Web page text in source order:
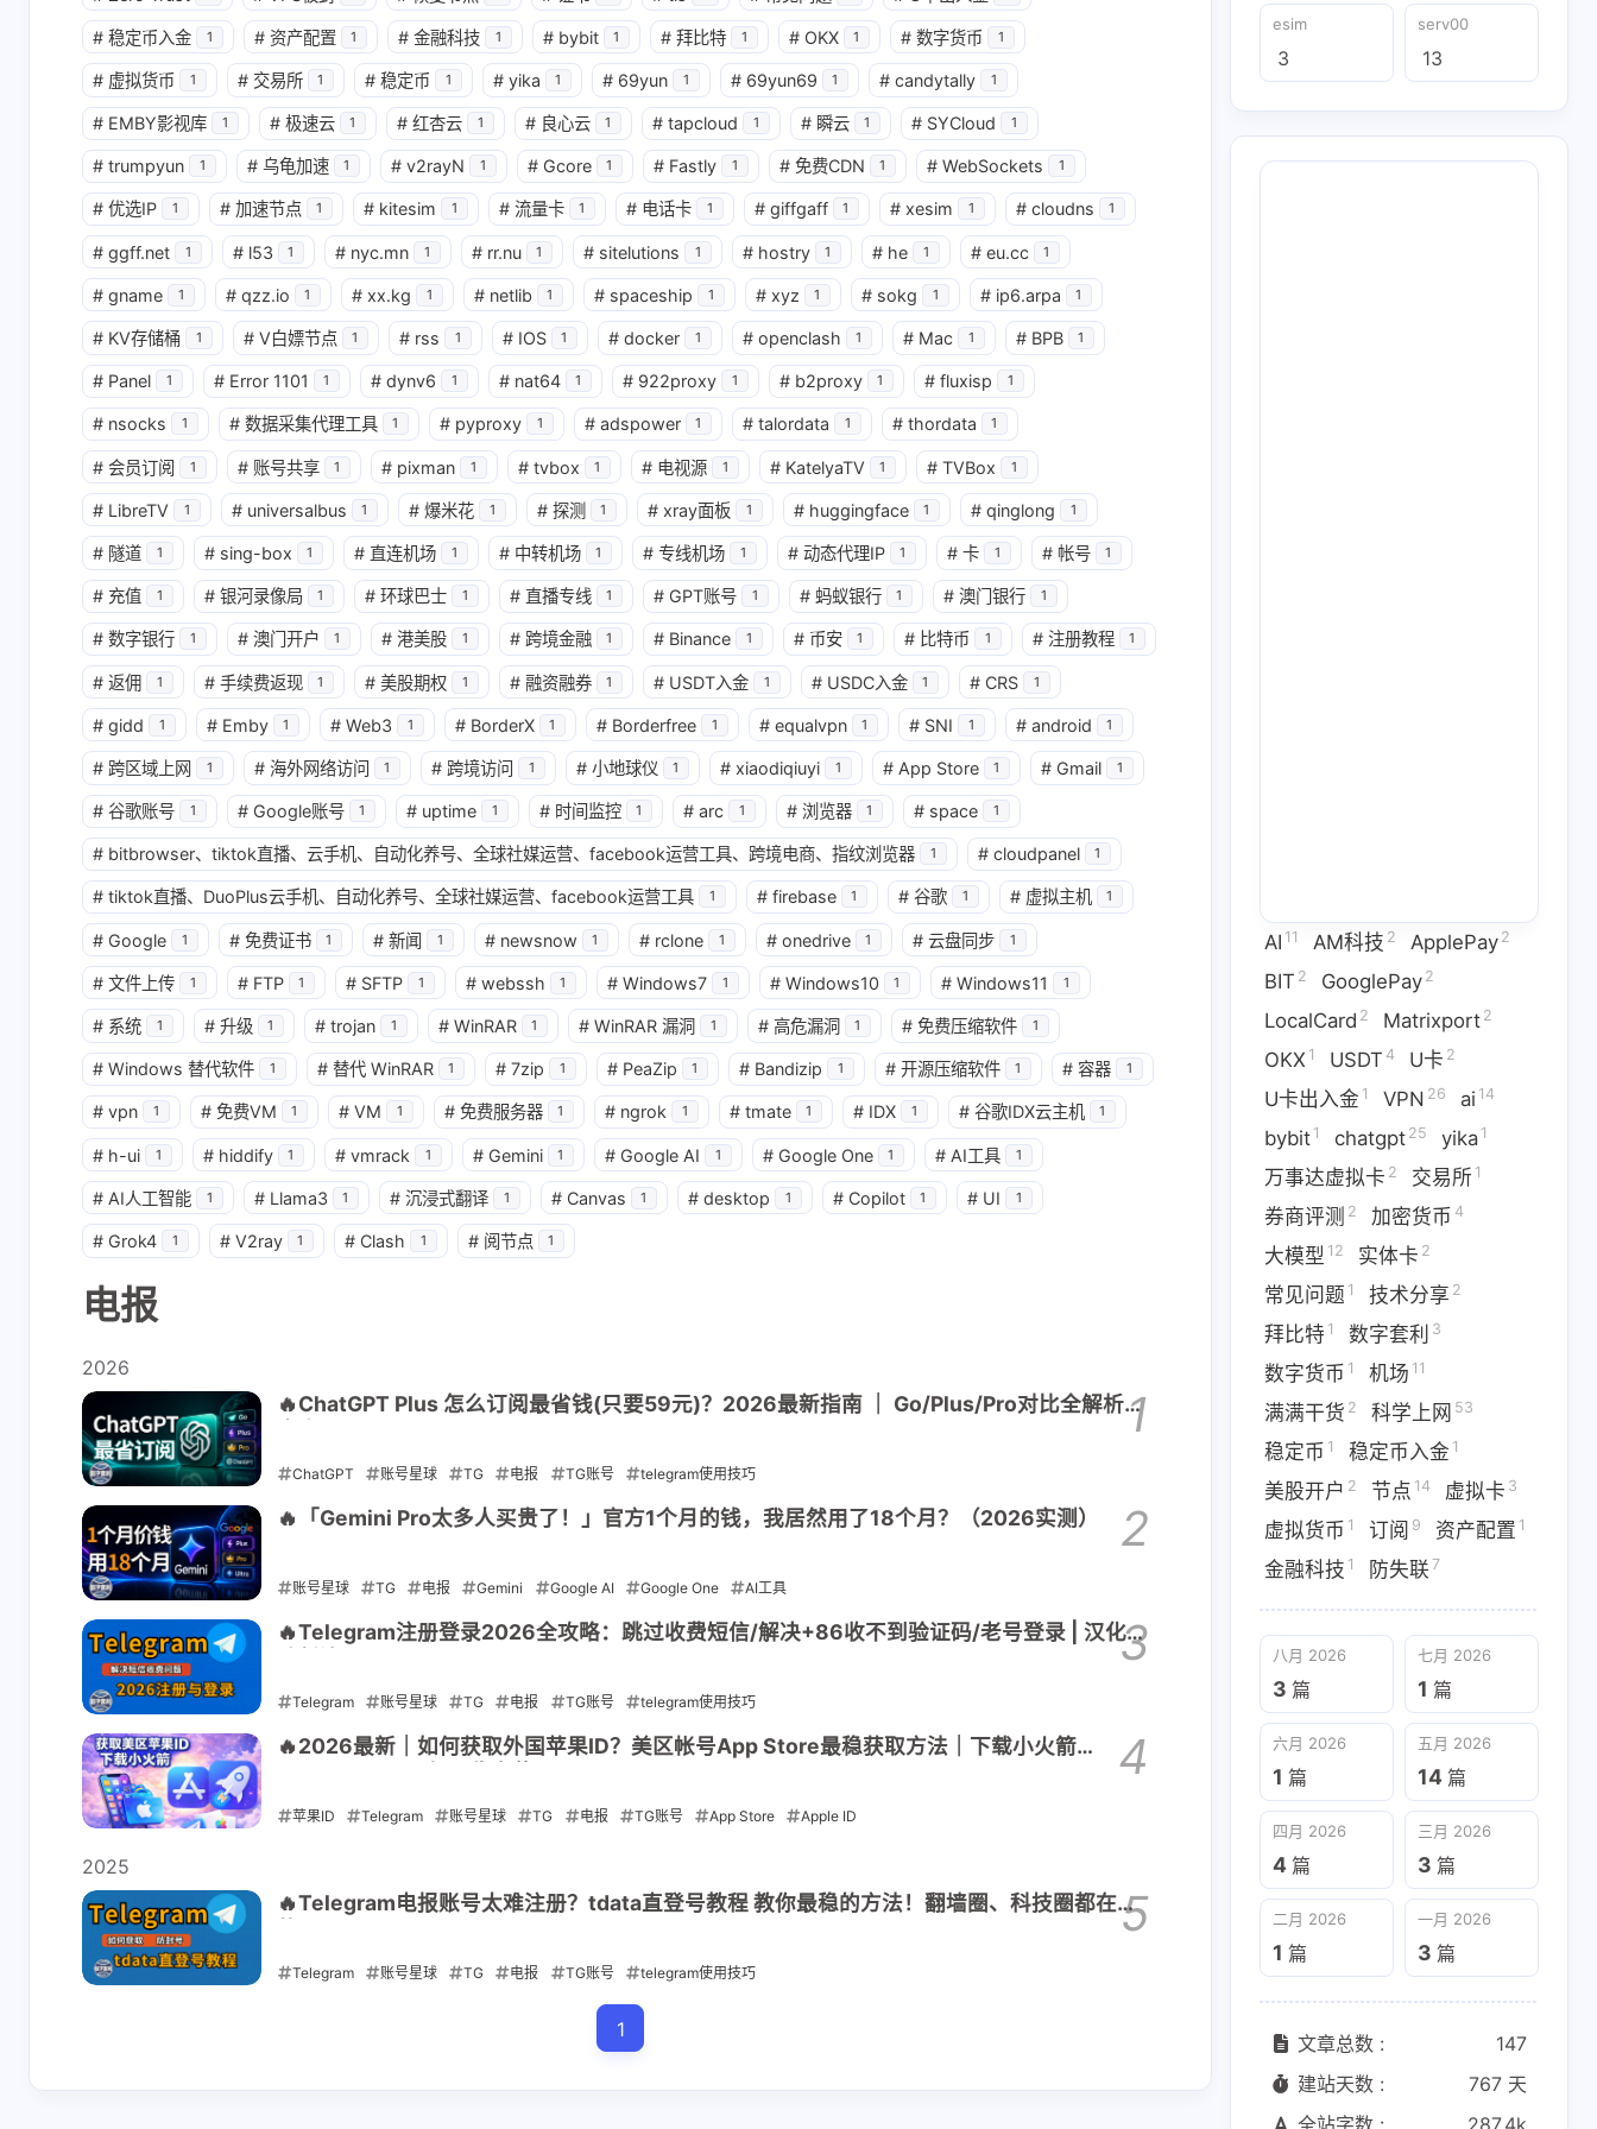
互动
最新评论
无法获取评论，请确认相关配置是否正确
兴趣点
寻找你感兴趣的领域
AI 11 AM科技2 ApplePay2 BIT
Matrixport2 OKX1 USDT4 U卡2 U卡出入金
bybit1 chatgpt25 yika1 万事达虚拟卡
加密货币4 大模型12 实体卡 2 常见问题1
数字套利3 数字货币 1 机场 11 满满干货 2 科学上网
稳定币入金1 美股开户 2 节点14 虚拟卡
资产配置1 金融科技1 防失联7
八月 2026
3
七月 2026
1 篇 1篇
五月 2026
14篇
四月 2026
4篇
三月 2026
3篇
二月 2026 一月 2026
3篇
# 稳定币入金 1 # 资产配置 1 # 金融科技 1 # bybit 1 # 拜比特 1 # OKX 1 # 数字货币 1
# 虚拟货币 1 # 交易所 1 # 稳定币 1 # yika 1 # 69yun 1 # 69yun69 1 # candytally 1
# EMBY影视库 1 # 极速云 1 # 红杏云 1 # 良心云 1 # tapcloud 1 # 瞬云 1 # SYCloud 1
# trumpyun 1 # 乌龟加速 1 # v2rayN 1 # Gcore 1 # Fastly 1 # 免费CDN 1 # WebSockets 1
# 优选IP 1 # 加速节点 1 # kitesim 1 # 流量卡 1 # 电话卡 1 # giffgaff 1 # xesim 1 # cloudns 1
# ggff.net 1 # l53 1 # nyc.mn 1 # rr.nu 1 # sitelutions 1 # hostry 1 # he 1 # eu.cc 1
# gname 1 # qzz.io 1 # xx.kg 1 # netlib 1 # spaceship 1 # xyz 1 # sokg 1 # ip6.arpa 1
# KV存储桶 1 # V白嫖节点 1 # rss 1 # IOS 1 # docker 1 # openclash 1 # Mac 1 # BPB 1
# Panel 1 # Error 1101 1 # dynv6 1 # nat64 1 # 922proxy 1 # b2proxy 1 # fluxisp 1
# nsocks 1 # 数据采集代理工具 1 # pyproxy 1 # adspower 1 # talordata 1 # thordata 1
# 会员订阅 1 # 账号共享 1 # pixman 1 # tvbox 1 # 电视源 1 # KatelyaTV 1 # TVBox 1
# LibreTV 1 # universalbus 1 # 爆米花 1 # 探测 1 # xray面板 1 # huggingface 1 # qinglong 1
# 隧道 1 # sing-box 1 # 直连机场 1 # 中转机场 1 # 专线机场 1 # 动态代理IP 1 # 卡 1 # 帐号 1
# 充值 1 # 银河录像局 1 # 环球巴士 1 # 直播专线 1 # GPT账号 1 # 蚂蚁银行 1 # 澳门银行 1
# 数字银行 1 # 澳门开户 1 # 港美股 1 # 跨境金融 1 # Binance 1 # 币安 1 # 比特币 1 # 注册教程 1
# 返佣 1 # 手续费返现 1 # 美股期权 1 # 融资融券 1 # USDT入金 1 # USDC入金 1 # CRS 1
# gidd 1 # Emby 1 # Web3 1 # BorderX 1 # Borderfree 1 # equalvpn 1 # SNI 1 # android 1
# 跨区域上网 1 # 海外网络访问 1 # 跨境访问 1 # 小地球仪 1 # xiaodiqiuyi 1 # App Store 1 # Gmail 1
# 谷歌账号 1 # Google账号 1 # uptime 1 # 时间监控 1 # arc 1 # 浏览器 1 # space 1
# bitbrowser、tiktok直播、云手机、自动化养号、全球社媒运营、facebook运营工具、跨境电商、指纹浏览器 1 # cloudpanel 1
# tiktok直播、DuoPlus云手机、自动化养号、全球社媒运营、facebook运营工具 1 # firebase 1 # 谷歌 1 # 虚拟主机 1
# Google 1 # 免费证书 1 # 新闻 1 # newsnow 1 # rclone 1 # onedrive 1 # 云盘同步 1
# 文件上传 1 # FTP 1 # SFTP 1 # webssh 1 # Windows7 1 # Windows10 1 # Windows11 1
# 系统 1 # 升级 1 # trojan 1 # WinRAR 1 # WinRAR 漏洞 1 # 高危漏洞 1 # 免费压缩软件 1
# Windows 替代软件 1 # 替代 WinRAR 1 # 7zip 1 # PeaZip 1 # Bandizip 1 # 开源压缩软件 1 # 容器 1
# vpn 1 # 免费VM 1 # VM 1 # 免费服务器 1 # ngrok 1 # tmate 1 # IDX 1 # 谷歌IDX云主机 1
# h-ui 1 # hiddify 1 # vmrack 1 # Gemini 1 # Google AI 1 # Google One 1 # AI工具 1
# AI人工智能 1 # Llama3 1 # 沉浸式翻译 1 # Canvas 1 # desktop 1 # Copilot 1 # UI 1
# Grok4 1 # V2ray 1 # Clash 1 # 阅节点 1
电报
2026
🔥ChatGPT Plus 怎么订阅最省钱(只要59元)？2026最新指南 ｜ Go/Plus/Pro对比全解析1
ChatGPT 账号星球 TG 电报 TG账号 telegram使用技巧
2026-07-12
🔥「Gemini Pro太多人买贵了！」官方1个月的钱，我居然用了18个月？（2026实测） 2
账号星球 TG 电报 Gemini Google AI Google One AI工具
2026-05-17
🔥Telegram注册登录2026全攻略：跳过收费短信/解决+86收不到验证码/老号登录 | 汉化3
Telegram 账号星球 TG 电报 TG账号 telegram使用技巧
2026-04-12
🔥2026最新｜如何获取外国苹果ID？美区帐号App Store最稳获取方法｜下载小火箭
4
苹果ID Telegram 账号星球 TG 电报 TG账号 App Store Apple ID
2025
🔥Telegram电报账号太难注册？tdata直登号教程 教你最稳的方法！翻墙圈、科技圈都在用
5
Telegram 账号星球 TG 电报 TG账号 telegram使用技巧
1
esim
3
serv00
13
AI 11 AM科技 2 ApplePay 2
BIT 2 GooglePay 2
LocalCard 2 Matrixport 2
OKX 1 USDT 4 U卡 2
U卡出入金 1 VPN 26 ai 14
bybit 1 chatgpt 25 yika 1
万事达虚拟卡 2 交易所 1
券商评测 2 加密货币 4
大模型 12 实体卡 2
常见问题 1 技术分享 2
拜比特 1 数字套利 3
数字货币 1 机场 11
满满干货 2 科学上网 53
稳定币 1 稳定币入金 1
美股开户 2 节点 14 虚拟卡 3
虚拟货币 1 订阅 9 资产配置 1
金融科技 1 防失联 7
八月 2026
3 篇
七月 2026
1 篇
六月 2026
1 篇
五月 2026
14 篇
四月 2026
4 篇
三月 2026
3 篇
二月 2026
1 篇
一月 2026
3 篇
文章总数 :
147
建站天数 :
767 天
全站字数 :
287.4k